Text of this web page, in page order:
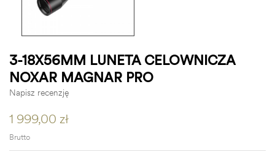
3-18X56MM LUNETA CELOWNICZA
NOXAR MAGNAR PRO
Napisz recenzję
1 999,00 zł
Brutto